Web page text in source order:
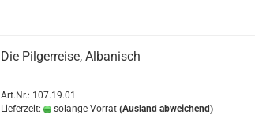
Die Pilgerreise, Albanisch
Art.Nr.: 107.19.01
Lieferzeit:
solange Vorrat (Ausland abweichend)